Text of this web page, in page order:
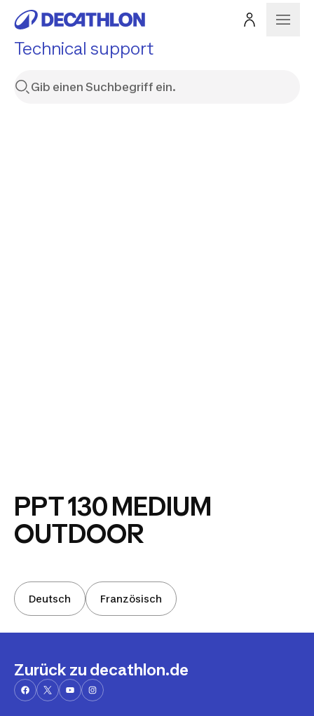
Technical support
PPT 130 MEDIUM
OUTDOOR
Deutsch Französisch
Zurück zu decathlon.de